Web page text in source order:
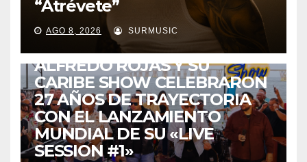
“Atrévete”
AGO 8, 2026 SURMUSIC
ENTRETENIMIENTO GUARACHA ZULIANA LIVE SESSION
ZULIA
ALFREDO ROJAS Y SU
CARIBE SHOW CELEBRARON
27 AÑOS DE TRAYECTORIA
CON EL LANZAMIENTO
MUNDIAL DE SU «LIVE
SESSION #1»